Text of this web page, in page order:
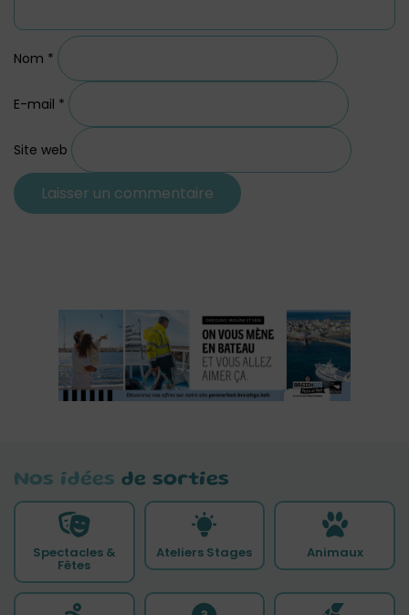
Nom *
E-mail *
Site web
Nos idées de sorties
Spectacles &
Fêtes
Ateliers Stages Animaux